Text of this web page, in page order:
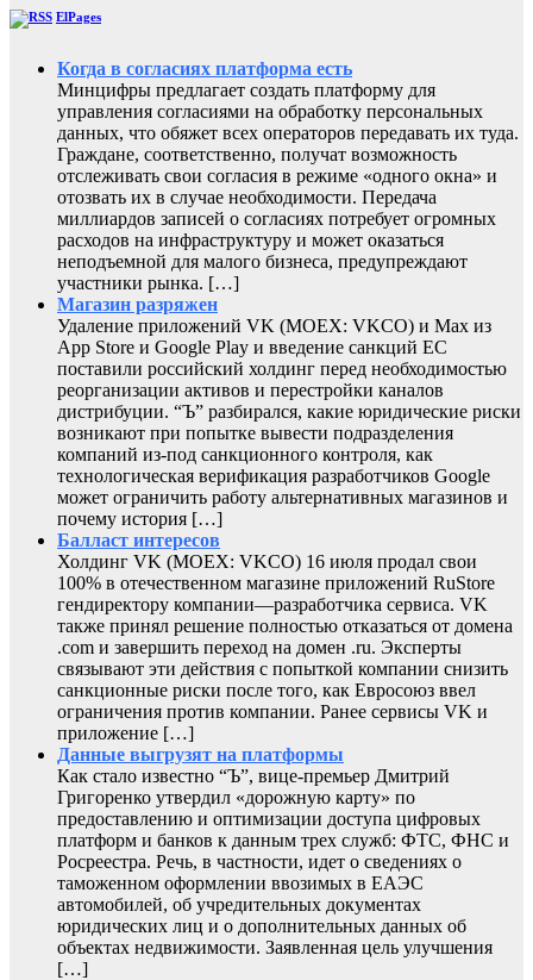
ElPages
Когда в согласиях платформа есть
Минцифры предлагает создать платформу для
управления согласиями на обработку персональных
данных, что обяжет всех операторов передавать их туда.
Граждане, соответственно, получат возможность
отслеживать свои согласия в режиме «одного окна» и
отозвать их в случае необходимости. Передача
миллиардов записей о согласиях потребует огромных
расходов на инфраструктуру и может оказаться
неподъемной для малого бизнеса, предупреждают
участники рынка. […]
Магазин разряжен
Удаление приложений VK (MOEX: VKCO) и Max из
App Store и Google Play и введение санкций ЕС
поставили российский холдинг перед необходимостью
реорганизации активов и перестройки каналов
дистрибуции. “Ъ” разбирался, какие юридические риски
возникают при попытке вывести подразделения
компаний из-под санкционного контроля, как
технологическая верификация разработчиков Google
может ограничить работу альтернативных магазинов и
почему история […]
Балласт интересов
Холдинг VK (MOEX: VKCO) 16 июля продал свои
100% в отечественном магазине приложений RuStore
гендиректору компании—разработчика сервиса. VK
также принял решение полностью отказаться от домена
.com и завершить переход на домен .ru. Эксперты
связывают эти действия с попыткой компании снизить
санкционные риски после того, как Евросоюз ввел
ограничения против компании. Ранее сервисы VK и
приложение […]
Данные выгрузят на платформы
Как стало известно “Ъ”, вице-премьер Дмитрий
Григоренко утвердил «дорожную карту» по
предоставлению и оптимизации доступа цифровых
платформ и банков к данным трех служб: ФТС, ФНС и
Росреестра. Речь, в частности, идет о сведениях о
таможенном оформлении ввозимых в ЕАЭС
автомобилей, об учредительных документах
юридических лиц и о дополнительных данных об
объектах недвижимости. Заявленная цель улучшения
[…]